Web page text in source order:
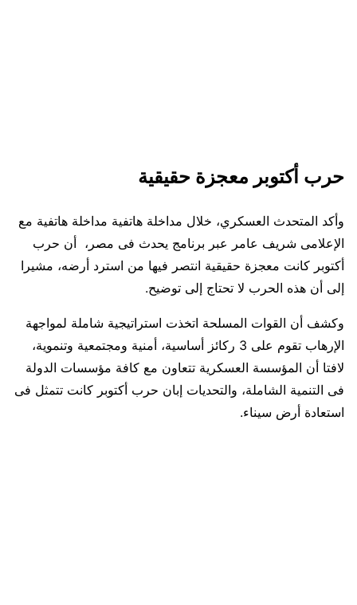
حرب أكتوبر معجزة حقيقية
وأكد المتحدث العسكري، خلال مداخلة هاتفية مداخلة هاتفية مع
الإعلامى شريف عامر عبر برنامج يحدث فى مصر، أن حرب
أكتوبر كانت معجزة حقيقية انتصر فيها من استرد أرضه، مشيرا
إلى أن هذه الحرب لا تحتاج إلى توضيح.
وكشف أن القوات المسلحة اتخذت استراتيجية شاملة لمواجهة
الإرهاب تقوم على 3 ركائز أساسية، أمنية ومجتمعية وتنموية،
لافتا أن المؤسسة العسكرية تتعاون مع كافة مؤسسات الدولة
فى التنمية الشاملة، والتحديات إبان حرب أكتوبر كانت تتمثل فى
استعادة أرض سيناء.